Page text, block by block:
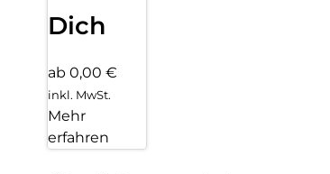
Dich
ab 0,00 €
inkl. MwSt.
Mehr
erfahren